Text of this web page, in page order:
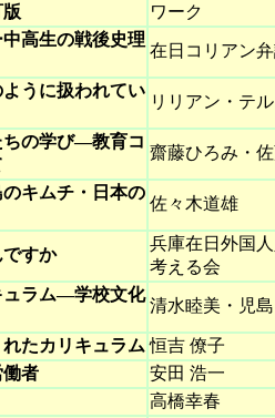
ワーク
高生の戦後史理
在日コリアン
うに扱われてい
リリアン・テ
ちの学び―教育コ
齋藤ひろみ・
キムチ・日本の
佐々木道雄
すか
兵庫在日外国
考える会
ュラム―学校文化
清水睦美・児
たカリキュラム 恒吉 僚子
者
安田 浩一
高橋幸春